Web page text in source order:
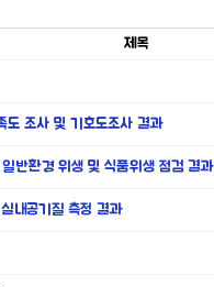
제목
조사 및 기호도조사 결과
반환경 위생 및 식품위생 점검 결과
내공기질 측정 결과